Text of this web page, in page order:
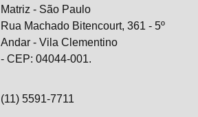
Matriz - São Paulo
Rua Machado Bitencourt, 361 - 5º
Andar - Vila Clementino
- CEP: 04044-001.
(11) 5591-7711